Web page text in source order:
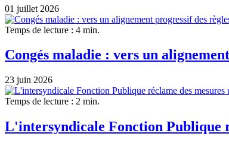
01 juillet 2026
Temps de lecture : 4 min.
Congés maladie : vers un
23 juin 2026
Temps de lecture : 2 min.
L'intersyndicale Fonction Publique